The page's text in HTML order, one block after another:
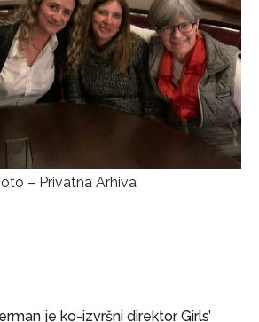
– Privatna Arhiva
je ko-izvršni direktor Girls’